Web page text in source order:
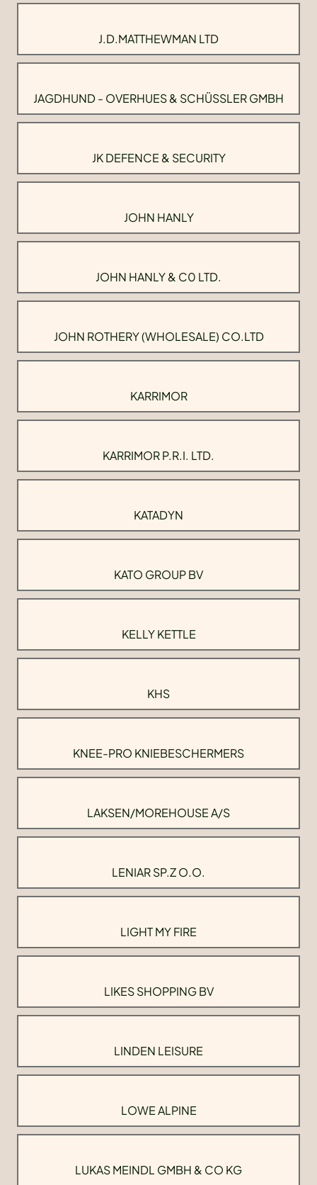
J.D.MATTHEWMAN LTD
JAGDHUND - OVERHUES & SCHÜSSLER GMBH
JK DEFENCE & SECURITY
JOHN HANLY
JOHN HANLY & C0 LTD.
JOHN ROTHERY (WHOLESALE) CO.LTD
KARRIMOR
KARRIMOR P.R.I. LTD.
KATADYN
KATO GROUP BV
KELLY KETTLE
KHS
KNEE-PRO KNIEBESCHERMERS
LAKSEN/MOREHOUSE A/S
LENIAR SP.Z O.O.
LIGHT MY FIRE
LIKES SHOPPING BV
LINDEN LEISURE
LOWE ALPINE
LUKAS MEINDL GMBH & CO KG